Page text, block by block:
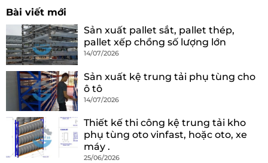
Bài viết mới
Sản xuất pallet sắt, pallet thép,
pallet xếp chồng số lượng lớn
14/07/2026
Sản xuất kệ trung tải phụ tùng cho
ô tô
14/07/2026
Thiết kế thi công kệ trung tải kho
phụ tùng oto vinfast, hoặc oto, xe
máy .
25/06/2026